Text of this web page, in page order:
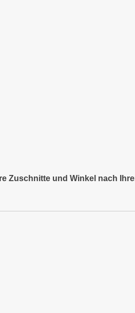
Zuschnitte und Winkel nach